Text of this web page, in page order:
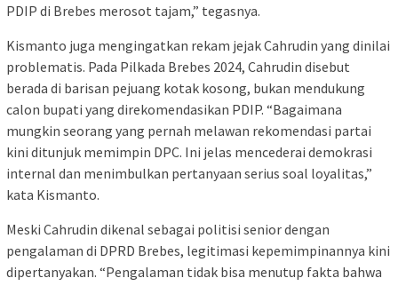
PDIP di Brebes merosot tajam,” tegasnya.
Kismanto juga mengingatkan rekam jejak Cahrudin yang dinilai
problematis. Pada Pilkada Brebes 2024, Cahrudin disebut
berada di barisan pejuang kotak kosong, bukan mendukung
calon bupati yang direkomendasikan PDIP. “Bagaimana
mungkin seorang yang pernah melawan rekomendasi partai
kini ditunjuk memimpin DPC. Ini jelas mencederai demokrasi
internal dan menimbulkan pertanyaan serius soal loyalitas,”
kata Kismanto.
Meski Cahrudin dikenal sebagai politisi senior dengan
pengalaman di DPRD Brebes, legitimasi kepemimpinannya kini
dipertanyakan. “Pengalaman tidak bisa menutup fakta bahwa